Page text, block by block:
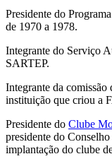
Presidente do
de 1970 a 1978.
Integrante do Serviço
SARTEP.
Integrante da comissão
instituição que criou a
Presidente do Clube
presidente do
implantação do clube